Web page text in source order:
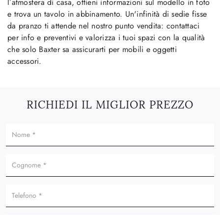
e trova un tavolo in abbinamento. Un'infinità di sedie fisse
da pranzo ti attende nel nostro punto vendita: contattaci
per info e preventivi e valorizza i tuoi spazi con la qualità
che solo Baxter sa assicurarti per mobili e oggetti
accessori.
RICHIEDI IL MIGLIOR PREZZO